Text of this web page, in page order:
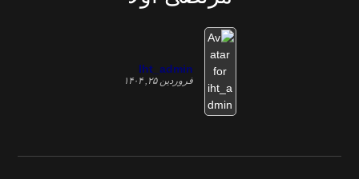
Iht_admin
فروردین ۲۵, ۱۴۰۴